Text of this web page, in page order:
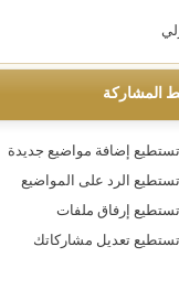
المشاركة
تستطيع إضافة مواضيع جديدة
تستطيع الرد على المواضيع
تستطيع إرفاق ملفات
تستطيع تعديل مشاركاتك